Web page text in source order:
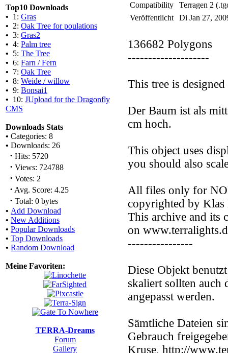
Top10 Downloads
• 1: Gras
• 2: Oak Tree for poulations
• 3: Gras2
• 4: Palm tree
• 5: The Tree
• 6: Farn / Fern
• 7: Oak Tree
• 8: Weide / willow
• 9: Bonsai1
• 10: JUpload for the Dragonfly
CMS
Downloads Stats
• Categories: 8
• Downloads: 26
· Hits: 5720
· Views: 724788
· Votes: 2
· Avg. Score: 4.25
· Total: 0 bytes
• Add Download
• New Additions
• Popular Downloads
• Top Downloads
• Random Download
Meine Favoriten:
TERRA-Dreams
Forum
Gallery
Compatibility
Terragen 2
Veröffentlicht
Di Jan 27,
136682 Polygons
--------------------
This tree is
Der Baum ist als
cm hoch.
This object uses
you should also
All files only for
copyrighted by
This archive and its
on
----------------
Diese Objekt
skaliert sollten auch
angepasst werden.
Sämtliche Dateien
Gebrauch
Kruse, http://